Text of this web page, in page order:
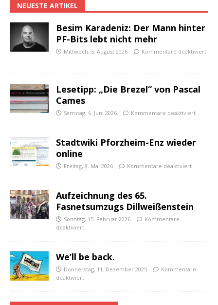
NEUESTE ARTIKEL
Besim Karadeniz: Der Mann hinter
PF-Bits lebt nicht mehr
Mittwoch, 5. August 2026 Kommentare deaktiviert
Lesetipp: „Die Brezel“ von Pascal
Cames
Samstag, 6. Juni 2026 Kommentare deaktiviert
Stadtwiki Pforzheim-Enz wieder
online
Freitag, 8. Mai 2026 Kommentare deaktiviert
Aufzeichnung des 65.
Fasnetsumzugs Dillweißenstein
Sonntag, 15. Februar 2026
Kommentare
deaktiviert
We’ll be back.
Donnerstag, 11. Dezember 2025
Kommentare
deaktiviert